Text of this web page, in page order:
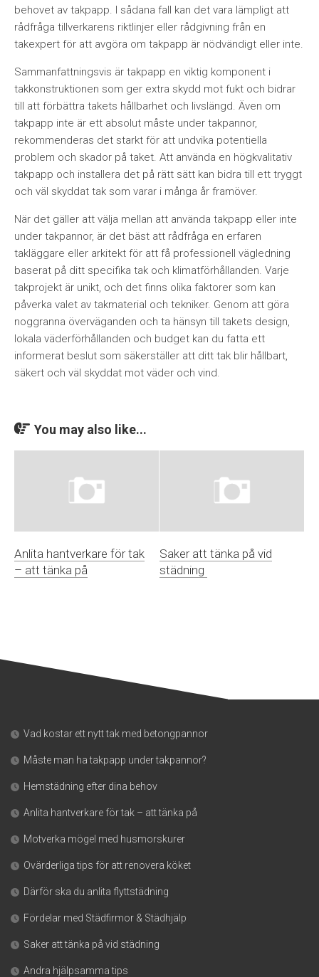
behovet av takpapp. I sådana fall kan det vara lämpligt att
rådfråga tillverkarens riktlinjer eller rådgivning från en
takexpert för att avgöra om takpapp är nödvändigt eller inte.
Sammanfattningsvis är takpapp en viktig komponent i
takkonstruktionen som ger extra skydd mot fukt och bidrar
till att förbättra takets hållbarhet och livslängd. Även om
takpapp inte är ett absolut måste under takpannor,
rekommenderas det starkt för att undvika potentiella
problem och skador på taket. Att använda en högkvalitativ
takpapp och installera det på rätt sätt kan bidra till ett tryggt
och väl skyddat tak som varar i många år framöver.
När det gäller att välja mellan att använda takpapp eller inte
under takpannor, är det bäst att rådfråga en erfaren
takläggare eller arkitekt för att få professionell vägledning
baserat på ditt specifika tak och klimatförhållanden. Varje
takprojekt är unikt, och det finns olika faktorer som kan
påverka valet av takmaterial och tekniker. Genom att göra
noggranna överväganden och ta hänsyn till takets design,
lokala väderförhållanden och budget kan du fatta ett
informerat beslut som säkerställer att ditt tak blir hållbart,
säkert och väl skyddat mot väder och vind.
You may also like...
Anlita hantverkare för tak
– att tänka på
Saker att tänka på vid
städning
Vad kostar ett nytt tak med betongpannor
Måste man ha takpapp under takpannor?
Hemstädning efter dina behov
Anlita hantverkare för tak – att tänka på
Motverka mögel med husmorskurer
Ovärderliga tips för att renovera köket
Därför ska du anlita flyttstädning
Fördelar med Städfirmor & Städhjälp
Saker att tänka på vid städning
Andra hjälpsamma tips